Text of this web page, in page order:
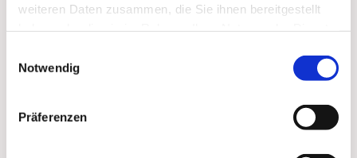
weiteren Daten zusammen, die Sie ihnen bereitgestellt
Notwendig
Präferenzen
Dies könnte Sie auch
interessieren